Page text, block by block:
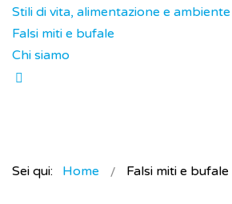
Stili di vita, alimentazione e ambiente
Falsi miti e bufale
Chi siamo
Sei qui: Home Falsi miti e bufale